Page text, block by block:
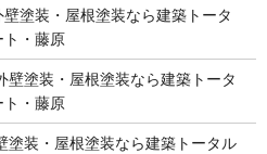
塗装・屋根塗装なら建築トータ
ト・藤原
壁塗装・屋根塗装なら建築トータ
ト・藤原
塗装・屋根塗装なら建築トータル